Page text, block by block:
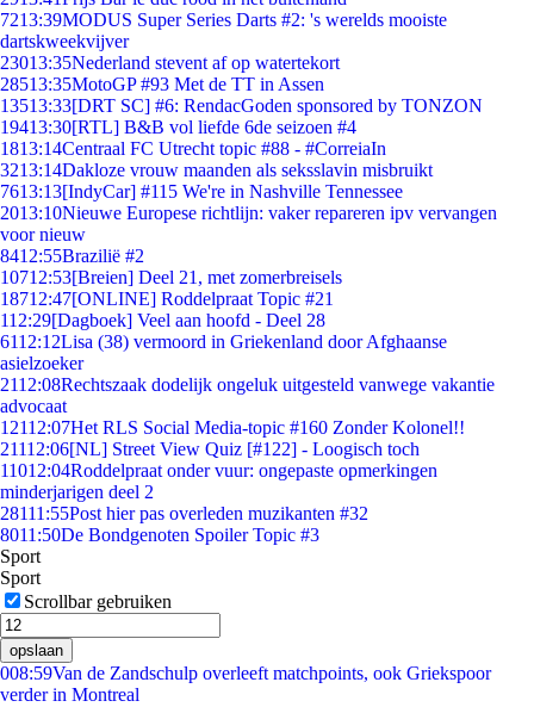
7213:39MODUS Super Series Darts #2: 's werelds mooiste
dartskweekvijver
23013:35Nederland stevent af op watertekort
28513:35MotoGP #93 Met de TT in Assen
13513:33[DRT SC] #6: RendacGoden sponsored by TONZON
19413:30[RTL] B&B vol liefde 6de seizoen #4
1813:14Centraal FC Utrecht topic #88 - #CorreiaIn
3213:14Dakloze vrouw maanden als seksslavin misbruikt
7613:13[IndyCar] #115 We're in Nashville Tennessee
2013:10Nieuwe Europese richtlijn: vaker repareren ipv vervangen
voor nieuw
8412:55Brazilië #2
10712:53[Breien] Deel 21, met zomerbreisels
18712:47[ONLINE] Roddelpraat Topic #21
112:29[Dagboek] Veel aan hoofd - Deel 28
6112:12Lisa (38) vermoord in Griekenland door Afghaanse
asielzoeker
2112:08Rechtszaak dodelijk ongeluk uitgesteld vanwege vakantie
advocaat
12112:07Het RLS Social Media-topic #160 Zonder Kolonel!!
21112:06[NL] Street View Quiz [#122] - Loogisch toch
11012:04Roddelpraat onder vuur: ongepaste opmerkingen
minderjarigen deel 2
28111:55Post hier pas overleden muzikanten #32
8011:50De Bondgenoten Spoiler Topic #3
Sport
Sport
Scrollbar gebruiken
opslaan
008:59Van de Zandschulp overleeft matchpoints, ook Griekspoor
verder in Montreal